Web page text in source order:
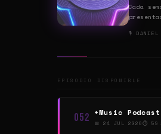
Cada
🎙 DANIEL
EPISODIO DISPONIBLE
052 +Music
📅 24 JUL 2026⏱